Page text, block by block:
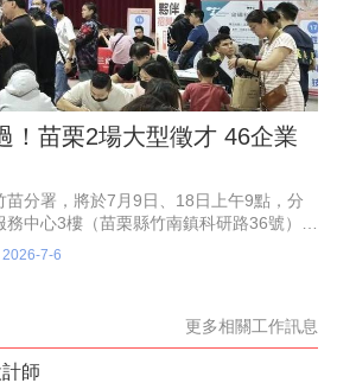
！苗栗2場大型徵才 46企業
分署，將於7月9日、18日上午9點，分
務中心3樓（苗栗縣竹南鎮科研路36號）、
栗縣苑裡鎮新復里6鄰70-1號）辦理現場
2026-7-6
更多相關工作訊息
師